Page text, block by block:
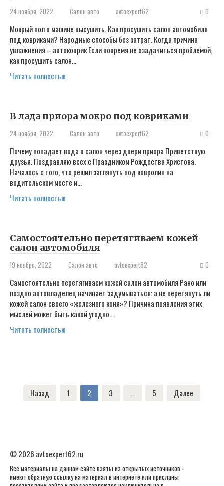
24 ноября, 2022 Салон авто avtoexpert62 0
Мокрый пол в машине высушить. Как просушить салон автомобиля
под ковриками? Народные способы без затрат. Когда причина
увлажнения – автоковрик Если вовремя не озадачиться проблемой,
как просушить салон…
Читать полностью
В лада приора мокро под ковриками
24 ноября, 2022 Салон авто avtoexpert62 0
Почему попадает вода в салон через двери приора Приветствую
друзья. Поздравляю всех с Праздником Рождества Христова.
Началось с того, что решил заглянуть под ковролин на
водительском месте и…
Читать полностью
Самостоятельно перетягиваем кожей
салон автомобиля
19 ноября, 2022 Салон авто avtoexpert62 0
Самостоятельно перетягиваем кожей салон автомобиля Рано или
поздно автовладелец начинает задумываться: а не перетянуть ли
кожей салон своего «железного коня»? Причина появления этих
мыслей может быть какой угодно….
Читать полностью
Пагинация
записей
Назад 1 2 3 5 Далее
© 2026 avtoexpert62.ru
Все материалы на данном сайте взяты из открытых источников -
имеют обратную ссылку на материал в интернете или присланы